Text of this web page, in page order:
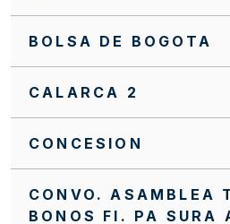
BOLSA DE BOGOTA
CALARCA 2
CONCESION
CONVO. ASAMBLEA
BONOS FI. PA SURA